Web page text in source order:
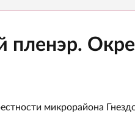
пленэр.
микрорайона